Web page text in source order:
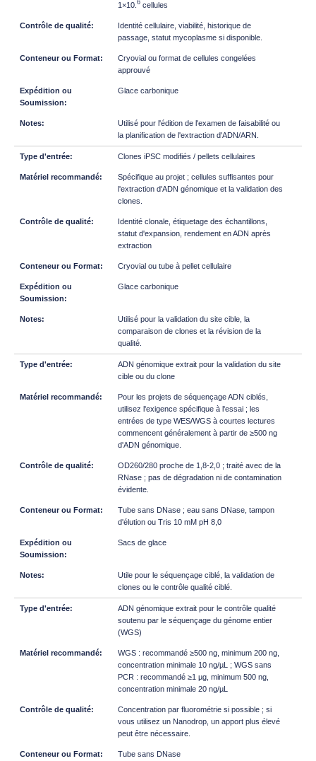
1×10. 6cellules
Identité cellulaire, viabilité, historique de
passage, statut mycoplasme si disponible.
Cryovial ou format de cellules congelées
approuvé
Glace carbonique
Utilisé pour l'édition de l'examen de faisabilité ou
la planification de l'extraction d'ADN/ARN.
Clones iPSC modifiés / pellets cellulaires
Spécifique au projet ; cellules suffisantes pour
l'extraction d'ADN génomique et la validation des
clones.
Identité clonale, étiquetage des échantillons,
statut d'expansion, rendement en ADN après
extraction
Cryovial ou tube à pellet cellulaire
Glace carbonique
Utilisé pour la validation du site cible, la
comparaison de clones et la révision de la
qualité.
ADN génomique extrait pour la validation du site
cible ou du clone
Pour les projets de séquençage ADN ciblés,
utilisez l'exigence spécifique à l'essai ; les
entrées de type WES/WGS à courtes lectures
commencent généralement à partir de ≥500 ng
d'ADN génomique.
OD260/280 proche de 1,8-2,0 ; traité avec de la
RNase ; pas de dégradation ni de contamination
évidente.
Tube sans DNase ; eau sans DNase, tampon
d'élution ou Tris 10 mM pH 8,0
Sacs de glace
Utile pour le séquençage ciblé, la validation de
clones ou le contrôle qualité ciblé.
ADN génomique extrait pour le contrôle qualité
soutenu par le séquençage du génome entier
(WGS)
WGS : recommandé ≥500 ng, minimum 200 ng,
concentration minimale 10 ng/µL ; WGS sans
PCR : recommandé ≥1 µg, minimum 500 ng,
concentration minimale 20 ng/µL
Concentration par fluorométrie si possible ; si
vous utilisez un Nanodrop, un apport plus élevé
peut être nécessaire.
Tube sans DNase